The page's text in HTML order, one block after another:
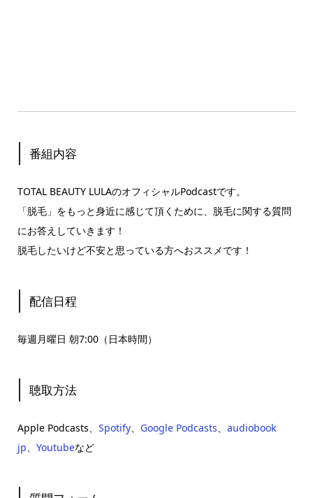
番組内容
TOTAL BEAUTY LULAのオフィシャルPodcastです。
「脱毛」をもっと身近に感じて頂くために、脱毛に関する質問
にお答えしていきます！
脱毛したいけど不安と思っている方へおススメです！
配信日程
毎週月曜日 朝7:00（日本時間）
聴取方法
Apple Podcasts、 Spotify、 Google Podcasts、 audiobook
jp、 Youtubeなど